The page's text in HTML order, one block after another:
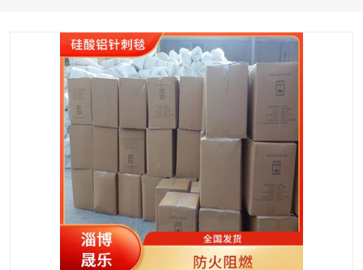
硅酸铝纤维毡 硅酸铝模块
硅酸铝保温棉 硅酸铝板